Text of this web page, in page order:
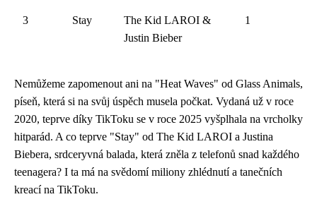
3 Stay
The Kid LAROI &
Justin Bieber
1
Nemůžeme zapomenout ani na "Heat Waves" od Glass Animals,
píseň, která si na svůj úspěch musela počkat. Vydaná už v roce
2020, teprve díky TikToku se v roce 2025 vyšplhala na vrcholky
hitparád. A co teprve "Stay" od The Kid LAROI a Justina
Biebera, srdceryvná balada, která zněla z telefonů snad každého
teenagera? I ta má na svědomí miliony zhlédnutí a tanečních
kreací na TikToku.